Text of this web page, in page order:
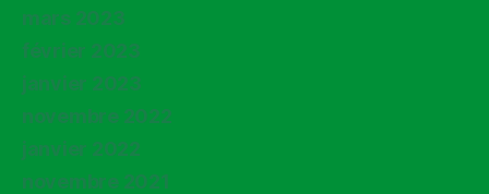
mars 2023
février 2023
janvier 2023
novembre 2022
janvier 2022
novembre 2021